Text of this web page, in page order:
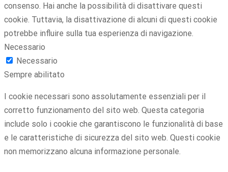
consenso. Hai anche la possibilità di disattivare questi
cookie. Tuttavia, la disattivazione di alcuni di questi cookie
potrebbe influire sulla tua esperienza di navigazione.
Necessario
Necessario
Sempre abilitato
I cookie necessari sono assolutamente essenziali per il
corretto funzionamento del sito web. Questa categoria
include solo i cookie che garantiscono le funzionalità di base
e le caratteristiche di sicurezza del sito web. Questi cookie
non memorizzano alcuna informazione personale.